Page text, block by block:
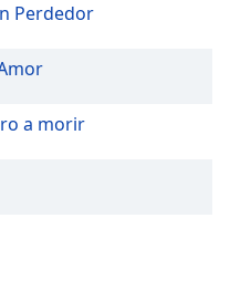
Perdedor
a morir